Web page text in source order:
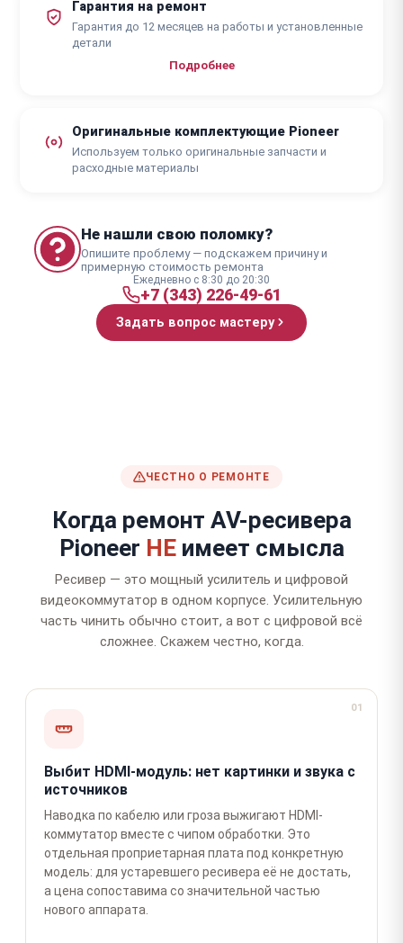
Гарантия на ремонт
Гарантия до 12 месяцев на работы и установленные
детали
Подробнее
Оригинальные комплектующие Pioneer
Используем только оригинальные запчасти и
расходные материалы
Не нашли свою поломку?
Опишите проблему — подскажем причину и
примерную стоимость ремонта
Ежедневно с 8:30 до 20:30
+7 (343) 226-49-61
Задать вопрос мастеру
ЧЕСТНО О РЕМОНТЕ
Когда ремонт AV-ресивера
Pioneer НЕимеет смысла
Ресивер — это мощный усилитель и цифровой
видеокоммутатор в одном корпусе. Усилительную
часть чинить обычно стоит, а вот с цифровой всё
сложнее. Скажем честно, когда.
01
Выбит HDMI-модуль: нет картинки и звука с
источников
Наводка по кабелю или гроза выжигают HDMI-
коммутатор вместе с чипом обработки. Это
отдельная проприетарная плата под конкретную
модель: для устаревшего ресивера её не достать,
а цена сопоставима со значительной частью
нового аппарата.